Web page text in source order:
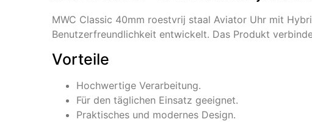
MWC Classic 40mm roestvrij staal Aviator Uhr mit
Benutzerfreundlichkeit entwickelt. Das Produkt
Vorteile
Hochwertige Verarbeitung.
Für den täglichen Einsatz geeignet.
Praktisches und modernes Design.